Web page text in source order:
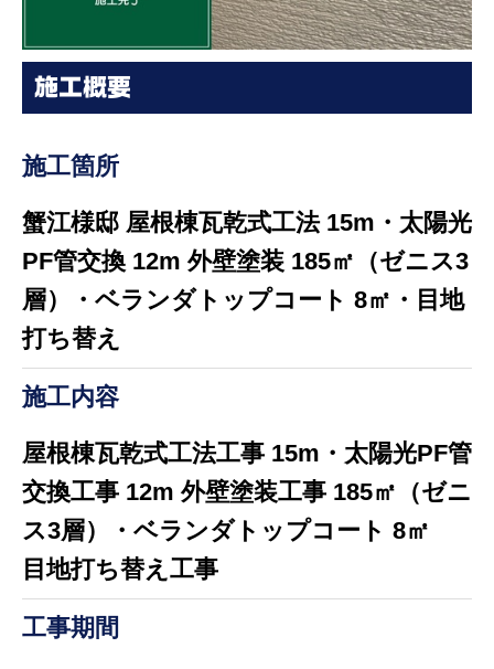
施工概要
施工箇所
蟹江様邸 屋根棟瓦乾式工法 15m・太陽光
PF管交換 12m 外壁塗装 185㎡（ゼニス3
層）・ベランダトップコート 8㎡・目地
打ち替え
施工内容
屋根棟瓦乾式工法工事 15m・太陽光PF管
交換工事 12m 外壁塗装工事 185㎡（ゼニ
ス3層）・ベランダトップコート 8㎡
目地打ち替え工事
工事期間